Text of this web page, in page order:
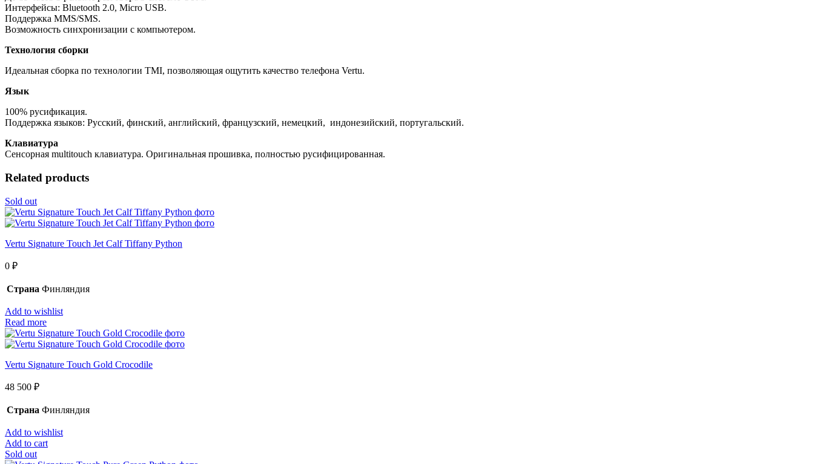
Интерфейсы: Bluetooth 2.0, Micro USB.
Поддержка MMS/SMS.
Возможность синхронизации с компьютером.
Технология сборки
Идеальная сборка по технологии TMI, позволяющая ощутить качество телефона Vertu.
Язык
100% русификация.
Поддержка языков: Русский, финский, английский, французский, немецкий, индонезийский, португальский.
Клавиатура
Сенсорная multitouch клавиатура. Оригинальная прошивка, полностью русифицированная.
Related products
Sold out
Vertu Signature Touch Jet Calf Tiffany Python
0 ₽
Страна Финляндия
Add to wishlist
Read more
Vertu Signature Touch Gold Crocodile
48 500 ₽
Страна Финляндия
Add to wishlist
Add to cart
Sold out